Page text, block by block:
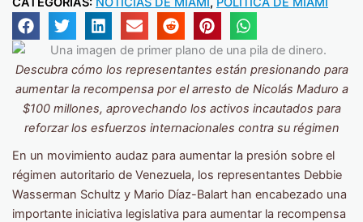
Descubra cómo los representantes están presionando para
aumentar la recompensa por el arresto de Nicolás Maduro a
$100 millones, aprovechando los activos incautados para
reforzar los esfuerzos internacionales contra su régimen
En un movimiento audaz para aumentar la presión sobre el
régimen autoritario de Venezuela, los representantes Debbie
Wasserman Schultz y Mario Díaz-Balart han encabezado una
importante iniciativa legislativa para aumentar la recompensa